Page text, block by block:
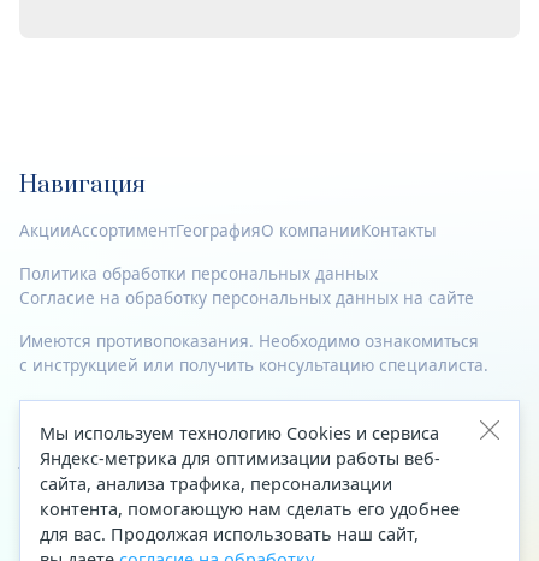
Навигация
АкцииАссортиментГеографияО компанииКонтакты
Политика обработки персональных данных
Согласие на обработку персональных данных на сайте
Имеются противопоказания. Необходимо ознакомиться
с инструкцией или получить консультацию специалиста.
© 2023—2026 Все права защищены.
Адрес
Архангельск, ул. Папанина, д. 19 (вход в здание со стороны
автоцентра «Тойота»)
Мы используем технологию Cookies и сервиса
Яндекс-метрика для оптимизации работы веб-
сайта, анализа трафика, персонализации
контента, помогающую нам сделать его удобнее
для вас. Продолжая использовать наш сайт,